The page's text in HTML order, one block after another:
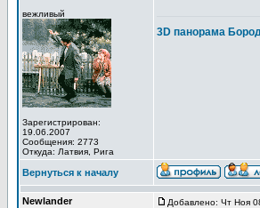
вежливый
Зарегистрирован:
19.06.2007
Сообщения: 2773
Откуда: Латвия, Рига
3D панорама
Вернуться к началу
Newlander Добавлено: Чт Ноя